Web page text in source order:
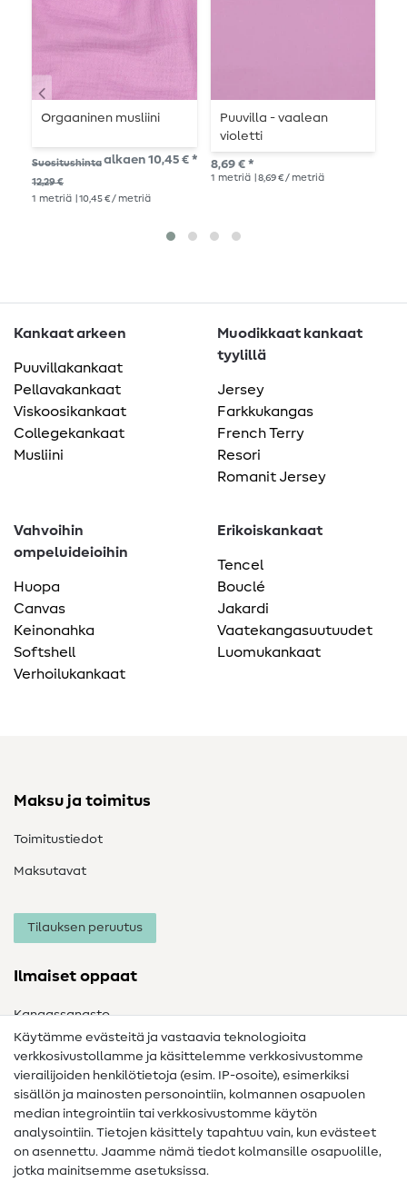
Orgaaninen musliini
Suositushinta
12,29 €
alkaen 10,45 € *
1 metriä | 10,45 € / metriä
Puuvilla - vaalean
violetti
8,69 € *
1 metriä | 8,69 € / metriä
Kankaat arkeen
Puuvillakankaat
Pellavakankaat
Viskoosikankaat
Collegekankaat
Musliini
Muodikkaat kankaat
tyylillä
Jersey
Farkkukangas
French Terry
Resori
Romanit Jersey
Vahvoihin
ompeluideioihin
Huopa
Canvas
Keinonahka
Softshell
Verhoilukankaat
Erikoiskankaat
Tencel
Bouclé
Jakardi
Vaatekangasuutuudet
Luomukankaat
Maksu ja toimitus
Toimitustiedot
Maksutavat
Tilauksen peruutus
Ilmaiset oppaat
Kangassanasto
Ompelusanasto
Ompeluohjeet
Apua ja yhteystiedot
Yhteystiedot
Käytämme evästeitä ja vastaavia teknologioita
verkkosivustollamme ja käsittelemme verkkosivustomme
vierailijoiden henkilötietoja (esim. IP-osoite), esimerkiksi
sisällön ja mainosten personointiin, kolmannen osapuolen
median integrointiin tai verkkosivustomme käytön
analysointiin. Tietojen käsittely tapahtuu vain, kun evästeet
on asennettu. Jaamme nämä tiedot kolmansille osapuolille,
jotka mainitsemme asetuksissa.